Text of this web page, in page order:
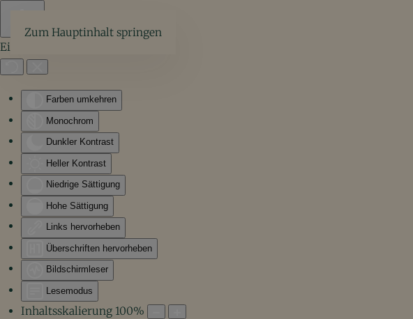
Eingabehilfen öffnen
Farben umkehren
Monochrom
Dunkler Kontrast
Heller Kontrast
Niedrige Sättigung
Hohe Sättigung
Links hervorheben
Überschriften hervorheben
Bildschirmleser
Lesemodus
Inhaltsskalierung 100%
Zum Hauptinhalt springen